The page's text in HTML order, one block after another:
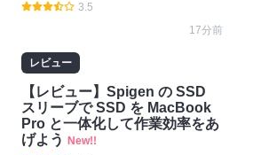
3.5
17分前
レビュー
【レビュー】Spigen の SSD
スリーブで SSD を MacBook
Pro と一体化して作業効率をあ
げよう New!!